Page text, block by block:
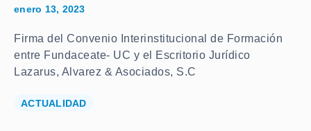
enero 13, 2023
Firma del Convenio Interinstitucional de Formación
entre Fundaceate- UC y el Escritorio Jurídico
Lazarus, Alvarez & Asociados, S.C
ACTUALIDAD